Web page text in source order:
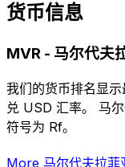
货币信息
MVR - 马尔代夫
我们的货币排名显
兑 USD 汇率。 马
符号为 Rf。
More 马尔代夫拉菲